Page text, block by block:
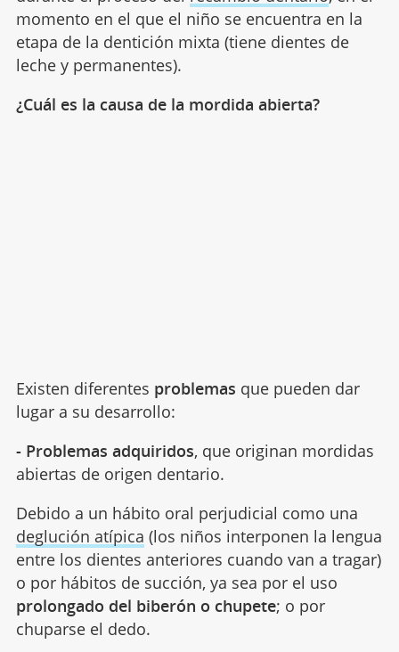
momento en el que el niño se encuentra en la
etapa de la dentición mixta (tiene dientes de
leche y permanentes).
¿Cuál es la causa de la mordida abierta?
Existen diferentes problemas que pueden dar
lugar a su desarrollo:
- Problemas adquiridos, que originan mordidas
abiertas de origen dentario.
Debido a un hábito oral perjudicial como una
deglución atípica (los niños interponen la lengua
entre los dientes anteriores cuando van a tragar)
o por hábitos de succión, ya sea por el uso
prolongado del biberón o chupete; o por
chuparse el dedo.